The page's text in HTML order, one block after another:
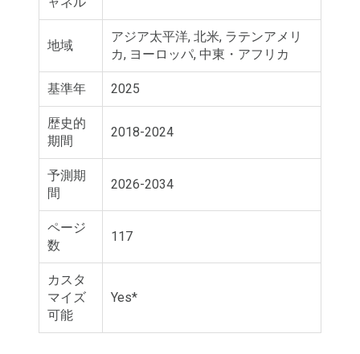
地域
アジア太平洋, 北米, ラテンアメリ
カ, ヨーロッパ, 中東・アフリカ
基準年 2025
歴史的
期間
2018-2024
予測期
間
2026-2034
ページ
数
117
カスタ
マイズ
可能
Yes*